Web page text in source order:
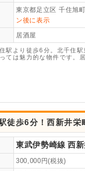
東京都足立区 千住旭
ン後に表示
居酒屋
駅より徒歩6分。北千住
ては魅力的な物件です。
徒歩6分！西新井栄
東武伊勢崎線 西
300,000 円(税抜)